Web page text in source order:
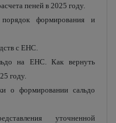
пеней в 2025 году.
формирования и
с ЕНС.
на ЕНС. Как вернуть
году.
о формировании сальдо
уточненной